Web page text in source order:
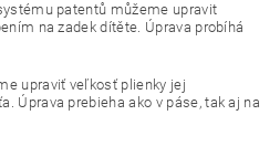
patentů můžeme upravit
na zadek dítěte. Úprava probíhá
upraviť veľkosť plienky jej
Úprava prebieha ako v páse, tak aj na